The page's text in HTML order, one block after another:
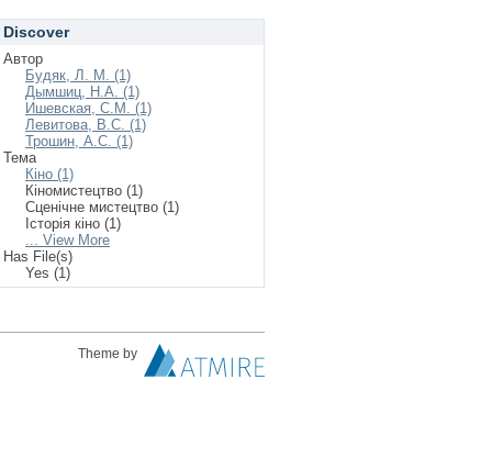
Discover
Автор
Будяк, Л. М. (1)
Дымшиц, Н.А. (1)
Ишевская, С.М. (1)
Левитова, B.C. (1)
Трошин, А.С. (1)
Тема
Кіно (1)
Кіномистецтво (1)
Сценічне мистецтво (1)
Історія кіно (1)
... View More
Has File(s)
Yes (1)
Theme by